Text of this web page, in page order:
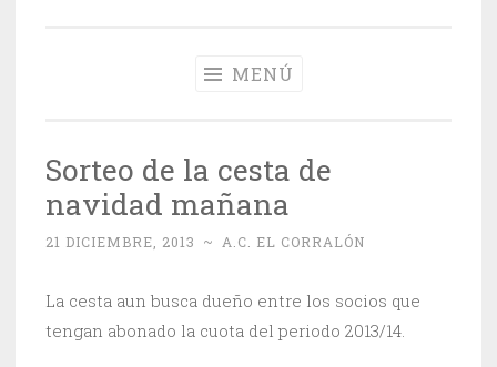
MENÚ
Sorteo de la cesta de
navidad mañana
21 DICIEMBRE, 2013 ~ A.C. EL CORRALÓN
La cesta aun busca dueño entre los socios que
tengan abonado la cuota del periodo 2013/14.